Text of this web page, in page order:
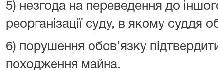
5) незгода на переведення до
реорганізації суду, в якому суддя
6) порушення обов’язку
походження майна.